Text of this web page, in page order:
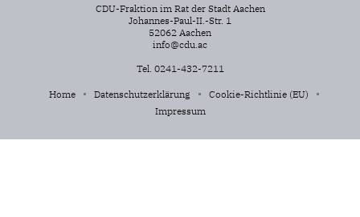
CDU-Fraktion im Rat der Stadt Aachen
Johannes-Paul-II.-Str. 1
52062 Aachen
info@cdu.ac
Tel. 0241-432-7211
Home Datenschutzerklärung
Cookie-Richtlinie (EU)
Impressum